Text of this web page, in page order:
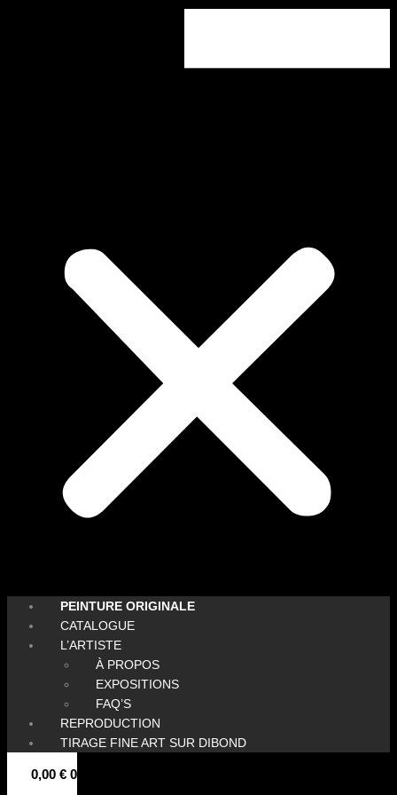
PEINTURE ORIGINALE
CATALOGUE
L’ARTISTE
À PROPOS
EXPOSITIONS
FAQ’S
REPRODUCTION
TIRAGE FINE ART SUR DIBOND
0,00 € 0